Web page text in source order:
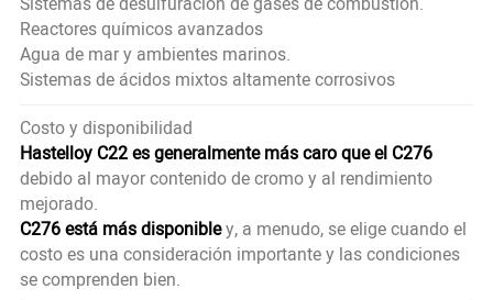
Reactores químicos avanzados
Agua de mar y ambientes marinos.
Sistemas de ácidos mixtos altamente corrosivos
Costo y disponibilidad
Hastelloy C22 es generalmente más caro que el C276
debido al mayor contenido de cromo y al rendimiento
mejorado.
C276 está más disponibley, a menudo, se elige cuando el
costo es una consideración importante y las condiciones
se comprenden bien.